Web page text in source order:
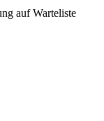
auf Warteliste